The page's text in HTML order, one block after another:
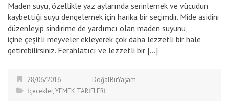
Maden suyu, özellikle yaz aylarında serinlemek ve vücudun
kaybettiği suyu dengelemek için harika bir seçimdir. Mide asidini
düzenleyip sindirime de yardımcı olan maden suyunu,
içine çeşitli meyveler ekleyerek çok daha lezzetli bir hale
getirebilirsiniz. Ferahlatıcı ve lezzetli bir […]
28/06/2016
DoğalBirYaşam
İçecekler,YEMEK TARİFLERİ